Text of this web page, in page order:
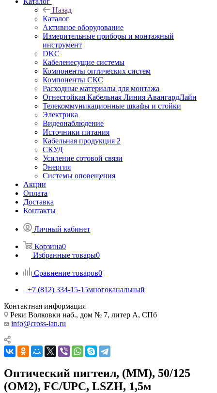
Назад
Каталог
Активное оборудование
Измерительные приборы и монтажный
инструмент
DKC
Кабеленесущие системы
Компоненты оптических систем
Компоненты СКС
Расходные материалы для монтажа
Огнестойкая Кабельная Линия АвангардЛайн
Телекоммуникационные шкафы и стойки
Электрика
Видеонаблюдение
Источники питания
Кабельная продукция 2
СКУД
Усиление сотовой связи
Энергия
Системы оповещения
Акции
Оплата
Доставка
Контакты
Личный кабинет
Корзина0
Избранные товары0
Сравнение товаров0
+7 (812) 334-15-15многоканальный
Контактная информация
Реки Волковки наб., дом № 7, литер А, СПб
info@cross-lan.ru
Оптический пигтеил, (MM), 50/125
(OM2), FC/UPC, LSZH, 1,5м